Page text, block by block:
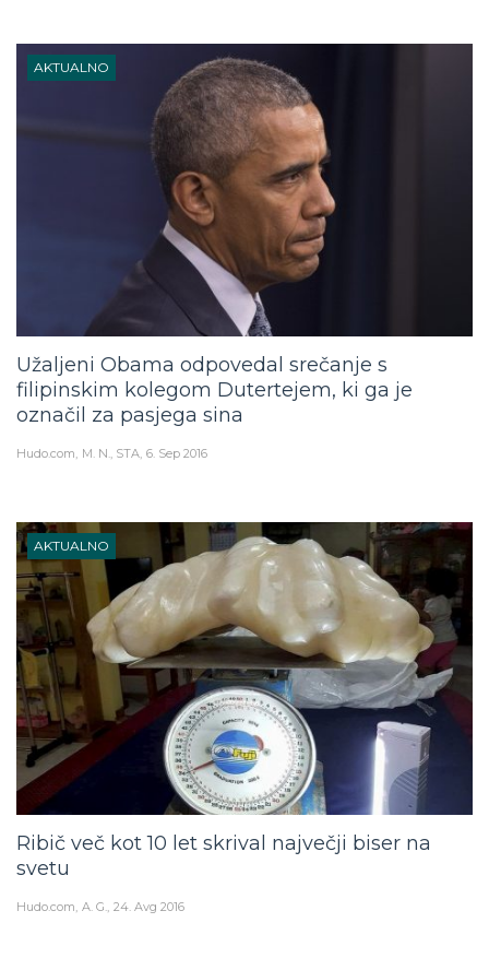
AKTUALNO
Užaljeni Obama odpovedal srečanje s
filipinskim kolegom Dutertejem, ki ga je
označil za pasjega sina
Hudo.com M. N., STA 6. Sep 2016
AKTUALNO
Ribič več kot 10 let skrival največji biser na
svetu
Hudo.com A. G. 24. Avg 2016